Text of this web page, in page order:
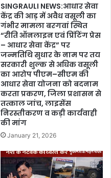
SINGRAULI NEWS:आधार सेवा
केंद्र की आड़ में अवैध वसूली का
गंभीर मामला बरगवां स्थित
“रीति ऑनलाइन एवं प्रिंटिंग प्रेस
– आधार सेवा केंद्र” पर
जन्मतिथि सुधार के नाम पर तय
सरकारी शुल्क से अधिक वसूली
का आरोप पीएम–सीएम की
आधार सेवा योजना को बदनाम
करता प्रकरण, जिला प्रशासन से
तत्काल जांच, लाइसेंस
निरस्तीकरण व कड़ी कार्यवाही
की मांग
January 21, 2026